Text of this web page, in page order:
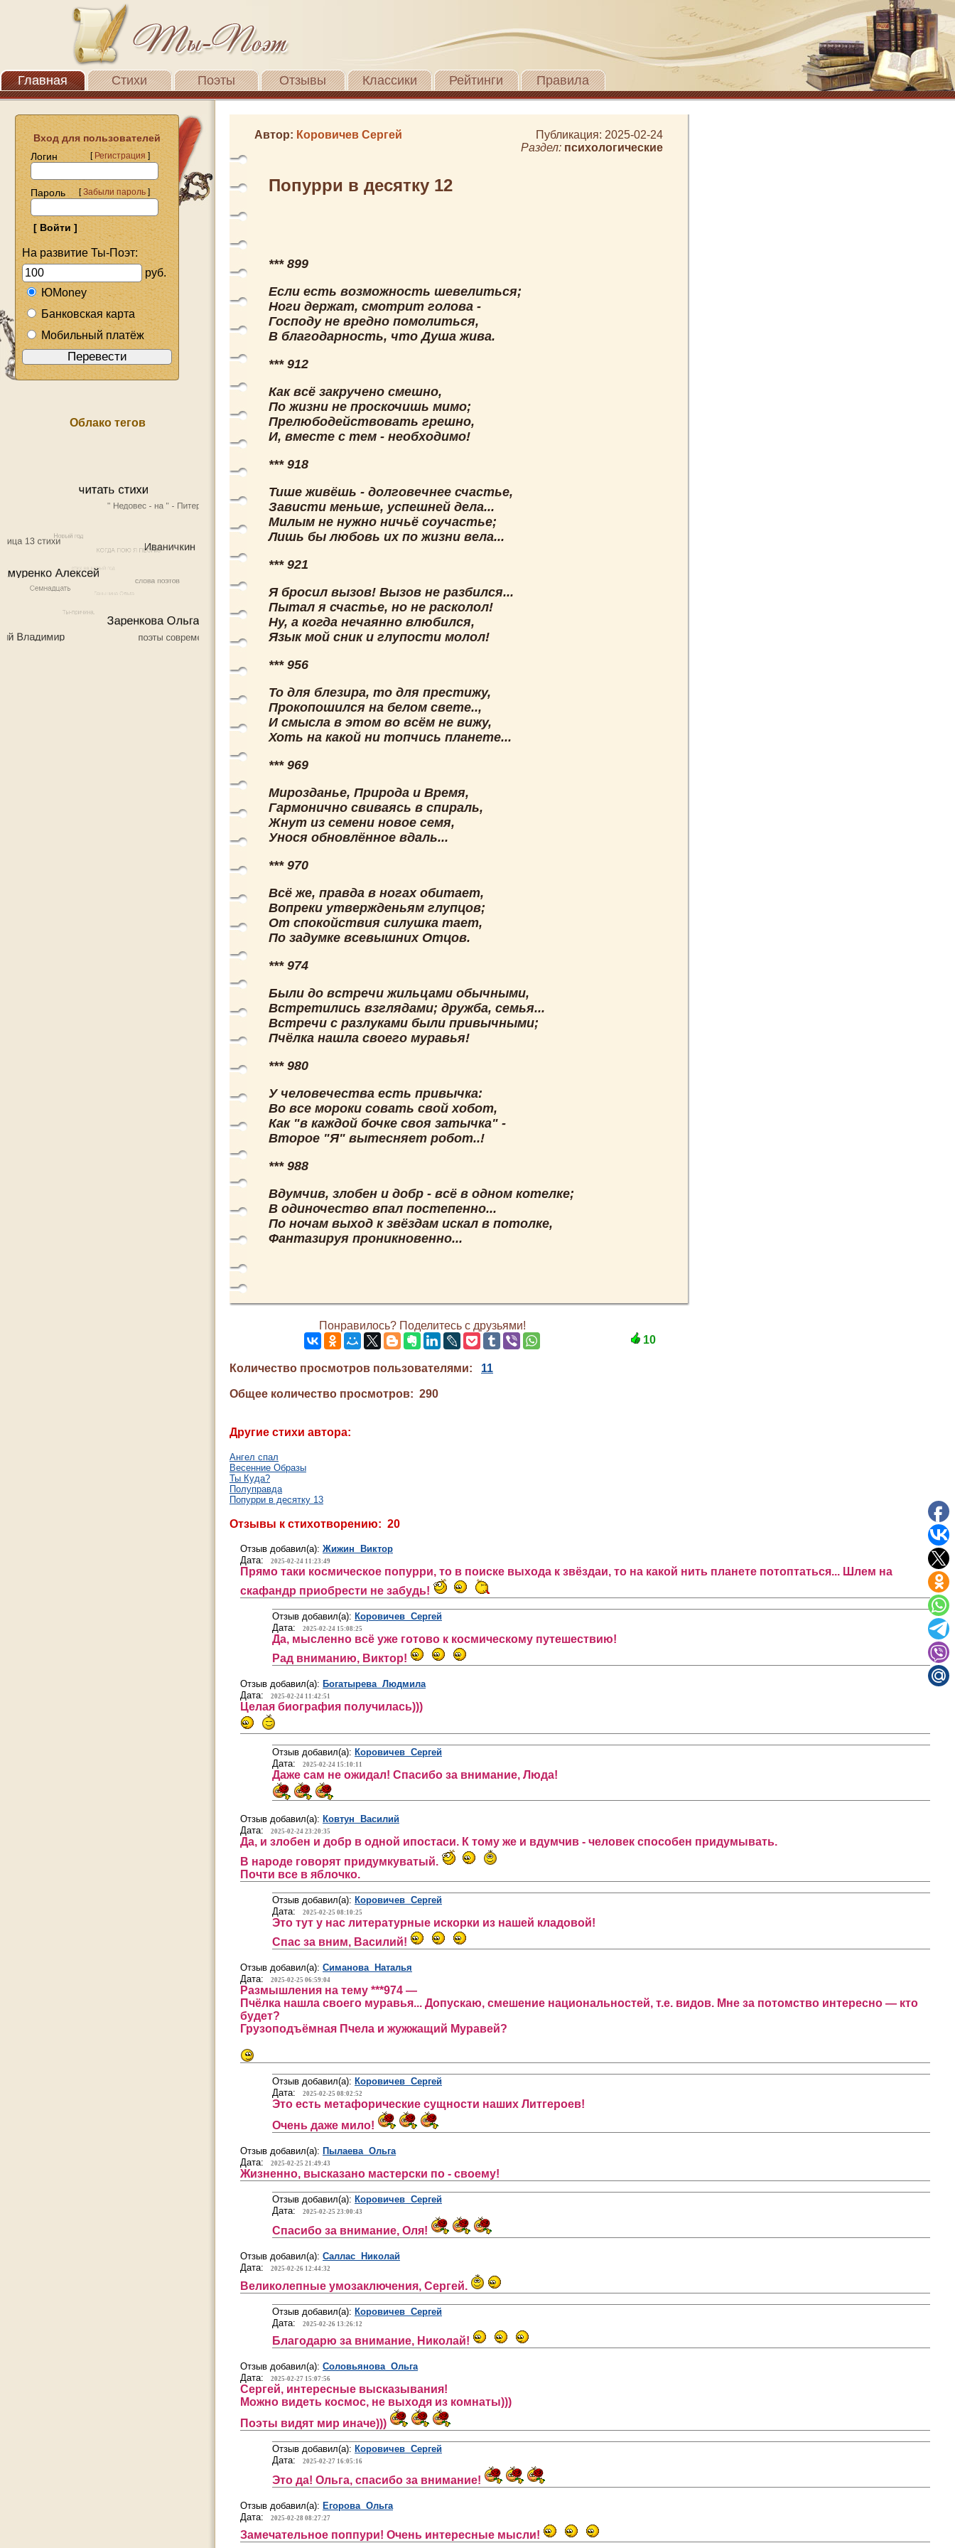
Главная Стихи Поэты Отзывы Классики Рейтинги Правила
Вход для пользователей
Логин
[Регистрация]
Пароль [Забыли пароль]
На развитие Ты-Поэт:
руб.
ЮMoney
Банковская карта
Мобильный платёж
Облако тегов
Автор: Коровичев Сергей
Публикация: 2025-02-24
Раздел: психологические
Попурри в десятку 12
*** 899
Если есть возможность шевелиться;
Ноги держат, смотрит голова -
Господу не вредно помолиться,
В благодарность, что Душа жива.
*** 912
Как всё закручено смешно,
По жизни не проскочишь мимо;
Прелюбодействовать грешно,
И, вместе с тем - необходимо!
*** 918
Тише живёшь - долговечнее счастье,
Зависти меньше, успешней дела...
Милым не нужно ничьё соучастье;
Лишь бы любовь их по жизни вела...
*** 921
Я бросил вызов! Вызов не разбился...
Пытал я счастье, но не расколол!
Ну, а когда нечаянно влюбился,
Язык мой сник и глупости молол!
*** 956
То для блезира, то для престижу,
Прокопошился на белом свете..,
И смысла в этом во всём не вижу,
Хоть на какой ни топчись планете...
*** 969
Мирозданье, Природа и Время,
Гармонично свиваясь в спираль,
Жнут из семени новое семя,
Унося обновлённое вдаль...
*** 970
Всё же, правда в ногах обитает,
Вопреки утвержденьям глупцов;
От спокойствия силушка тает,
По задумке всевышних Отцов.
*** 974
Были до встречи жильцами обычными,
Встретились взглядами; дружба, семья...
Встречи с разлуками были привычными;
Пчёлка нашла своего муравья!
*** 980
У человечества есть привычка:
Во все мороки совать свой хобот,
Как "в каждой бочке своя затычка" -
Второе "Я" вытесняет робот..!
*** 988
Вдумчив, злобен и добр - всё в одном котелке;
В одиночество впал постепенно...
По ночам выход к звёздам искал в потолке,
Фантазируя проникновенно...
Понравилось? Поделитесь с друзьями!
10
Количество просмотров пользователями: 11
Общее количество просмотров: 290
Другие стихи автора:
Ангел спал
Весенние Образы
Ты Куда?
Полуправда
Попурри в десятку 13
Отзывы к стихотворению: 20
Отзыв добавил(а): Жижин Виктор
Дата:
2025-02-24 11:23:49
Прямо таки космическое попурри, то в поиске выхода к звëздаи, то на какой нить планете потоптаться... Шлем на
скафандр приобрести не забудь!
Отзыв добавил(а): Коровичев Сергей
Дата:
2025-02-24 15:08:25
Да, мысленно всё уже готово к космическому путешествию!
Рад вниманию, Виктор!
Отзыв добавил(а): Богатырева Людмила
Дата:
2025-02-24 11:42:51
Целая биография получилась)))
Отзыв добавил(а): Коровичев Сергей
Дата:
2025-02-24 15:10:11
Даже сам не ожидал! Спасибо за внимание, Люда!
Отзыв добавил(а): Ковтун Василий
Дата:
2025-02-24 23:20:35
Да, и злобен и добр в одной ипостаси. К тому же и вдумчив - человек способен придумывать.
В народе говорят придумкуватый.
Почти все в яблочко.
Отзыв добавил(а): Коровичев Сергей
Дата:
2025-02-25 08:10:25
Это тут у нас литературные искорки из нашей кладовой!
Спас за вним, Василий!
Отзыв добавил(а): Симанова Наталья
Дата:
2025-02-25 06:59:04
Размышления на тему ***974 —
Пчёлка нашла своего муравья... Допускаю, смешение национальностей, т.е. видов. Мне за потомство интересно — кто
будет?
Грузоподъёмная Пчела и жужжащий Муравей?
Отзыв добавил(а): Коровичев Сергей
Дата:
2025-02-25 08:02:52
Это есть метафорические сущности наших Литгероев!
Очень даже мило!
Отзыв добавил(а): Пылаева Ольга
Дата:
2025-02-25 21:49:43
Жизненно, высказано мастерски по - своему!
Отзыв добавил(а): Коровичев Сергей
Дата:
2025-02-25 23:00:43
Спасибо за внимание, Оля!
Отзыв добавил(а): Саллас Николай
Дата:
2025-02-26 12:44:32
Великолепные умозаключения, Сергей.
Отзыв добавил(а): Коровичев Сергей
Дата:
2025-02-26 13:26:12
Благодарю за внимание, Николай!
Отзыв добавил(а): Соловьянова Ольга
Дата:
2025-02-27 15:07:56
Сергей, интересные высказывания!
Можно видеть космос, не выходя из комнаты)))
Поэты видят мир иначе)))
Отзыв добавил(а): Коровичев Сергей
Дата:
2025-02-27 16:05:16
Это да! Ольга, спасибо за внимание!
Отзыв добавил(а): Егорова Ольга
Дата:
2025-02-28 08:27:27
Замечательное поппури! Очень интересные мысли!